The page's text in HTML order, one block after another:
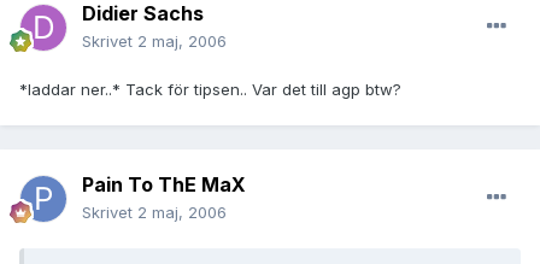
Didier Sachs
Skrivet 2 maj, 2006
*laddar ner..* Tack för tipsen.. Var det till agp btw?
Pain To ThE MaX
Skrivet 2 maj, 2006